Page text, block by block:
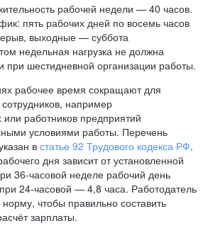
рабочей недели — 40 часов.
пять рабочих дней по восемь часов
выходные — суббота
недельная нагрузка не должна
при шестидневной организации работы.
рабочее время сокращают для
например
работников предприятий
условиями работы. Перечень
в статье 92 Трудового кодекса РФ.
дня зависит от установленной
36-часовой неделе рабочий день
24-часовой — 4,8 часа. Работодатель
норму, чтобы правильно составить
зарплаты.